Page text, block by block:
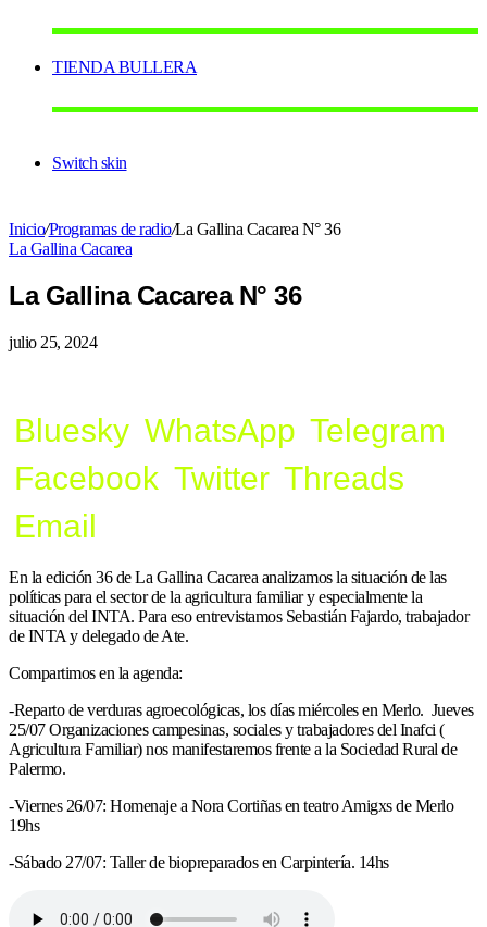
TIENDA BULLERA
Switch skin
Inicio/Programas de radio/La Gallina Cacarea N° 36
La Gallina Cacarea
La Gallina Cacarea N° 36
julio 25, 2024
Bluesky WhatsApp Telegram
Facebook Twitter Threads
Email
En la edición 36 de La Gallina Cacarea analizamos la situación de las
políticas para el sector de la agricultura familiar y especialmente la
situación del INTA. Para eso entrevistamos Sebastián Fajardo, trabajador
de INTA y delegado de Ate.
Compartimos en la agenda:
-Reparto de verduras agroecológicas, los días miércoles en Merlo. Jueves
25/07 Organizaciones campesinas, sociales y trabajadores del Inafci (
Agricultura Familiar) nos manifestaremos frente a la Sociedad Rural de
Palermo.
-Viernes 26/07: Homenaje a Nora Cortiñas en teatro Amigxs de Merlo
19hs
-Sábado 27/07: Taller de biopreparados en Carpintería. 14hs